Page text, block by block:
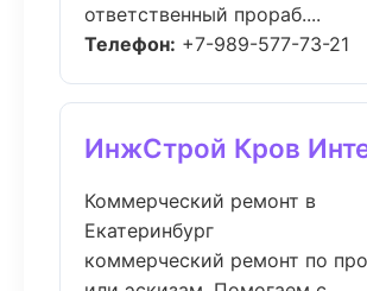
ответственный прораб....
Телефон: +7-989-577-73-21
ИнжСтрой Кров
Коммерческий ремонт в
Екатеринбург
коммерческий ремонт по